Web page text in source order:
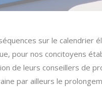
sur le calendrier
pour nos concitoyens
de leurs conseillers de
par ailleurs le